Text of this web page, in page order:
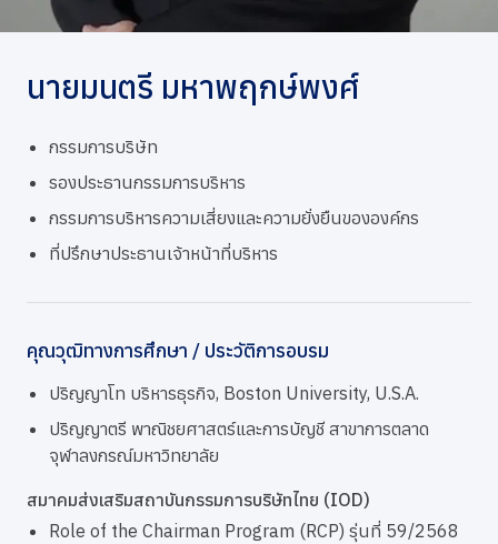
นายมนตรี มหาพฤกษ์พงศ์
กรรมการบริษัท
รองประธานกรรมการบริหาร
กรรมการบริหารความเสี่ยงและความยั่งยืนขององค์กร
ที่ปรึกษาประธานเจ้าหน้าที่บริหาร
คุณวุฒิทางการศึกษา / ประวัติการอบรม
ปริญญาโท บริหารธุรกิจ, Boston University, U.S.A.
ปริญญาตรี พาณิชยศาสตร์และการบัญชี สาขาการตลาด
จุฬาลงกรณ์มหาวิทยาลัย
สมาคมส่งเสริมสถาบันกรรมการบริษัทไทย (IOD)
Role of the Chairman Program (RCP) รุ่นที่ 59/2568